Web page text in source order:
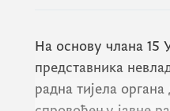
На основу члана 15
представника
радна тијела